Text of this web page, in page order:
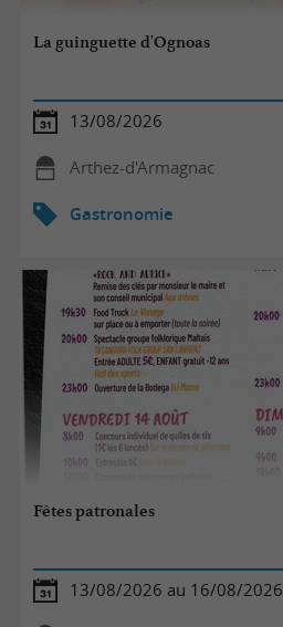
La guinguette d'Ognoas
13/08/2026
Arthez-d'Armagnac
Gastronomie
Fêtes patronales
13/08/2026 au 16/08/2026